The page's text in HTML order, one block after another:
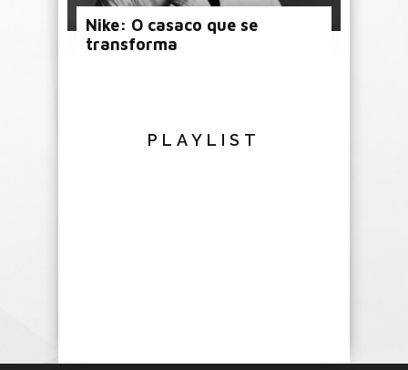
Nike: O casaco que se
transforma
PLAYLIST